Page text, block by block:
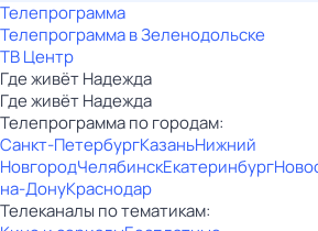
Телепрограмма
Телепрограмма в Зеленодольске
ТВ Центр
Где живёт Надежда
Где живёт Надежда
Телепрограмма по городам:
Санкт-ПетербургКазаньНижний
НовгородЧелябинскЕкатеринбург
на-ДонуКраснодар
Телеканалы по тематикам: